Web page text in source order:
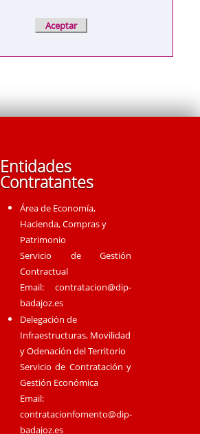
Entidades
Contratantes
Área de Economía,
Hacienda, Compras y
Patrimonio
Servicio de Gestión
Contractual
Email:contratacion@dip-
badajoz.es
Delegación de
Infraestructuras, Movilidad
y Odenación del Territorio
Servicio de Contratación y
Gestión Económica
Email:
contratacionfomento@dip-
badajoz.es